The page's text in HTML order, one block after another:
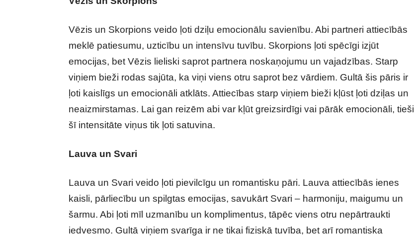
Vēzis un Skorpions veido ļoti dziļu emocionālu savienību. Abi partneri attiecībās
meklē patiesumu, uzticību un intensīvu tuvību. Skorpions ļoti spēcīgi izjūt
emocijas, bet Vēzis lieliski saprot partnera noskaņojumu un vajadzības. Starp
viņiem bieži rodas sajūta, ka viņi viens otru saprot bez vārdiem. Gultā šis pāris ir
ļoti kaislīgs un emocionāli atklāts. Attiecības starp viņiem bieži kļūst ļoti dziļas un
neaizmirstamas. Lai gan reizēm abi var kļūt greizsirdīgi vai pārāk emocionāli, tieši
šī intensitāte viņus tik ļoti satuvina.
Lauva un Svari
Lauva un Svari veido ļoti pievilcīgu un romantisku pāri. Lauva attiecībās ienes
kaisli, pārliecību un spilgtas emocijas, savukārt Svari – harmoniju, maigumu un
šarmu. Abi ļoti mīl uzmanību un komplimentus, tāpēc viens otru nepārtraukti
iedvesmo. Gultā viņiem svarīga ir ne tikai fiziskā tuvība, bet arī romantiska